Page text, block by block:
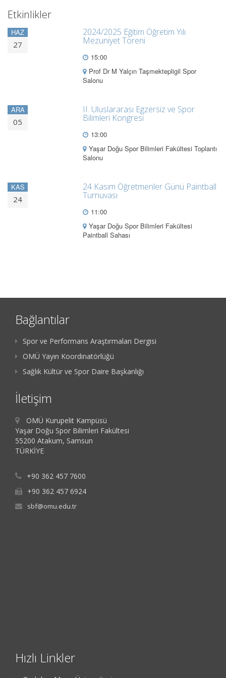
Etkinlikler
HAZ
27
2024/2025 Eğitim Öğretim Yılı
Mezuniyet Töreni
15:00
Prof Dr M Yalçın Taşmektepligil Spor
Salonu
ARA
05
II. Uluslararası Egzersiz ve Spor
Bilimleri Kongresi
13:00
Yaşar Doğu Spor Bilimleri Fakültesi Toplantı
Salonu
KAS
24
24 Kasım Öğretmenler Günü Paintball
Turnuvası
11:00
Yaşar Doğu Spor Bilimleri Fakültesi
Paintball Sahası
Bağlantılar
Spor ve Performans Araştırmaları Dergisi
OMÜ Yayın Koordinatörlüğü
Sağlık Kültür ve Spor Daire Başkanlığı
İletişim
OMÜ Kurupelit Kampüsü
Yaşar Doğu Spor Bilimleri Fakültesi
55200 Atakum, Samsun
TÜRKİYE
+90 362 457 7600
+90 362 457 6924
sbf@omu.edu.tr
Hızlı Linkler